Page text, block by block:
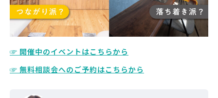
☞ 開催中のイベントはこちらから
☞ 無料相談会へのご予約はこちらから